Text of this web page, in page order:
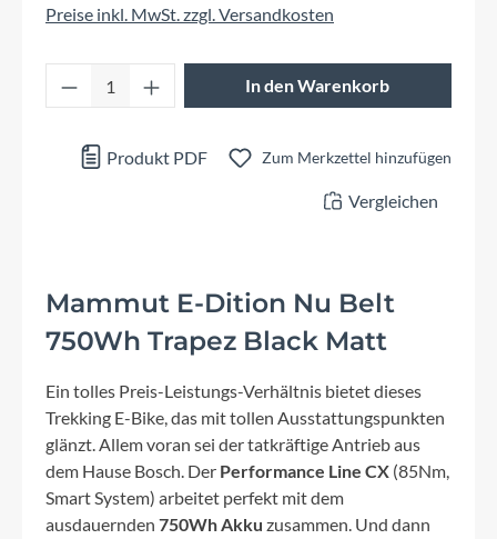
Preise inkl. MwSt. zzgl. Versandkosten
Produkt Anzahl: Gib den gewünschten
In den Warenkorb
Produkt PDF Zum Merkzettel hinzufügen
Vergleichen
Mammut E-Dition Nu Belt
750Wh Trapez Black Matt
Ein tolles Preis-Leistungs-Verhältnis bietet dieses
Trekking E-Bike, das mit tollen Ausstattungspunkten
glänzt. Allem voran sei der tatkräftige Antrieb aus
dem Hause Bosch. Der Performance Line CX (85Nm,
Smart System) arbeitet perfekt mit dem
ausdauernden 750Wh Akku zusammen. Und dann